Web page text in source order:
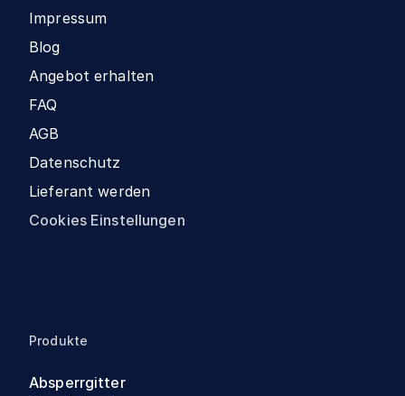
Impressum
Blog
Angebot erhalten
FAQ
AGB
Datenschutz
Lieferant werden
Cookies Einstellungen
Produkte
Absperrgitter